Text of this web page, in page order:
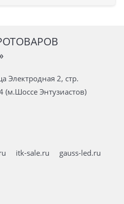
Электродная 2, стр.
(м.Шоссе Энтузиастов)
itk-sale.ru
gauss-led.ru